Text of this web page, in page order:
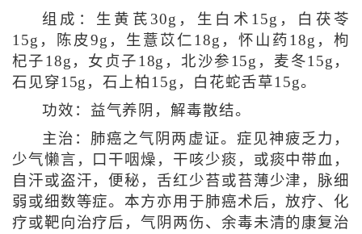
组成：生黄芪30g，生白术15g，白茯苓
15g，陈皮9g，生薏苡仁18g，怀山药18g，枸
杞子18g，女贞子18g，北沙参15g，麦冬15g，
石见穿15g，石上柏15g，白花蛇舌草15g。
功效：益气养阴，解毒散结。
主治：肺癌之气阴两虚证。症见神疲乏力，
少气懒言，口干咽燥，干咳少痰，或痰中带血，
自汗或盗汗，便秘，舌红少苔或苔薄少津，脉细
弱或细数等症。本方亦用于肺癌术后，放疗、化
疗或靶向治疗后，气阴两伤、余毒未清的康复治